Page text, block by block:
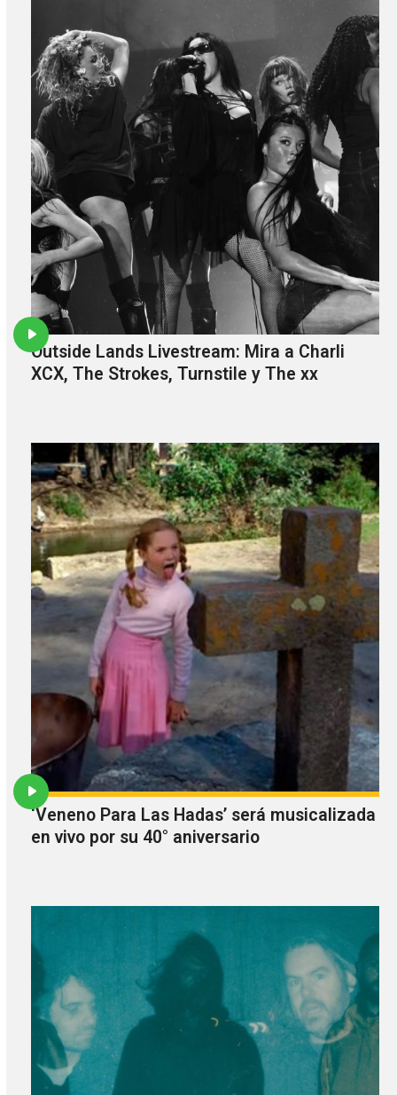
Outside Lands Livestream: Mira a Charli
XCX, The Strokes, Turnstile y The xx
‘Veneno Para Las Hadas’ será musicalizada
en vivo por su 40° aniversario